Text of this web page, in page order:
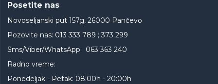
Posetite nas
Novoseljanski put 157g, 26000 Pančevo
Pozovite nas: 013 333 789 ; 373 299
Sms/Viber/WhatsApp: 063 363 240
Radno vreme:
Ponedeljak - Petak: 08:00h - 20:00h